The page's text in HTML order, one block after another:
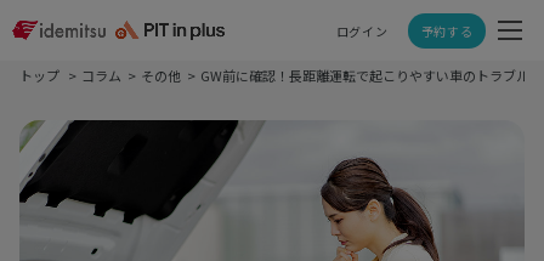
ログイン 予約する
トップ コラム その他 GW前に確認！長距離運転で起こりやすい車のトラブル